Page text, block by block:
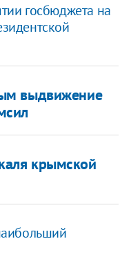
госбюджета на
выдвижение
крымской